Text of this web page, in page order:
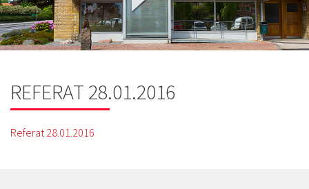
REFERAT 28.01.2016
Referat 28.01.2016